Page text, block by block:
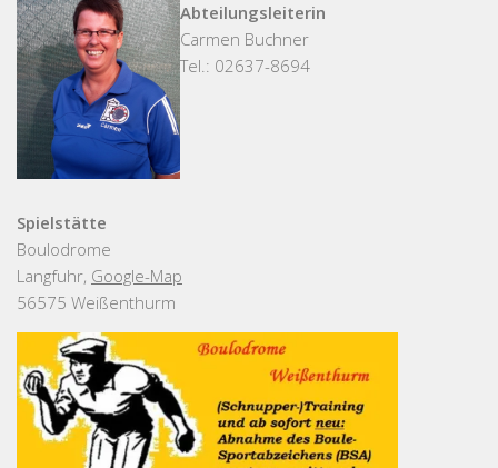
Abteilungsleiterin
Carmen Buchner
Tel.: 02637-8694
Spielstätte
Boulodrome
Langfuhr, Google-Map
56575 Weißenthurm